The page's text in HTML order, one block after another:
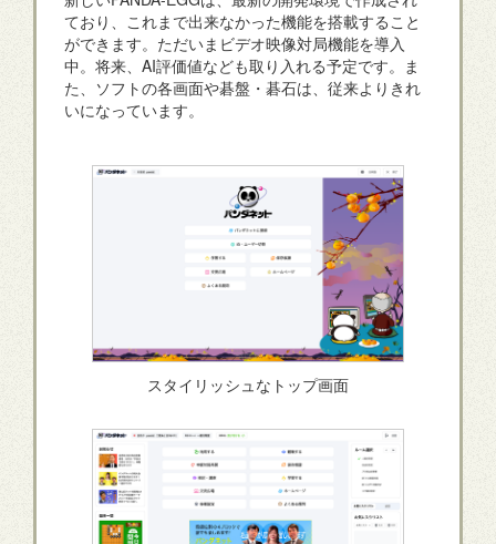
ており、これまで出来なかった機能を搭載すること
ができます。ただいまビデオ映像対局機能を導入
中。将来、AI評価値なども取り入れる予定です。ま
た、ソフトの各画面や碁盤・碁石は、従来よりきれ
いになっています。
スタイリッシュなトップ画面